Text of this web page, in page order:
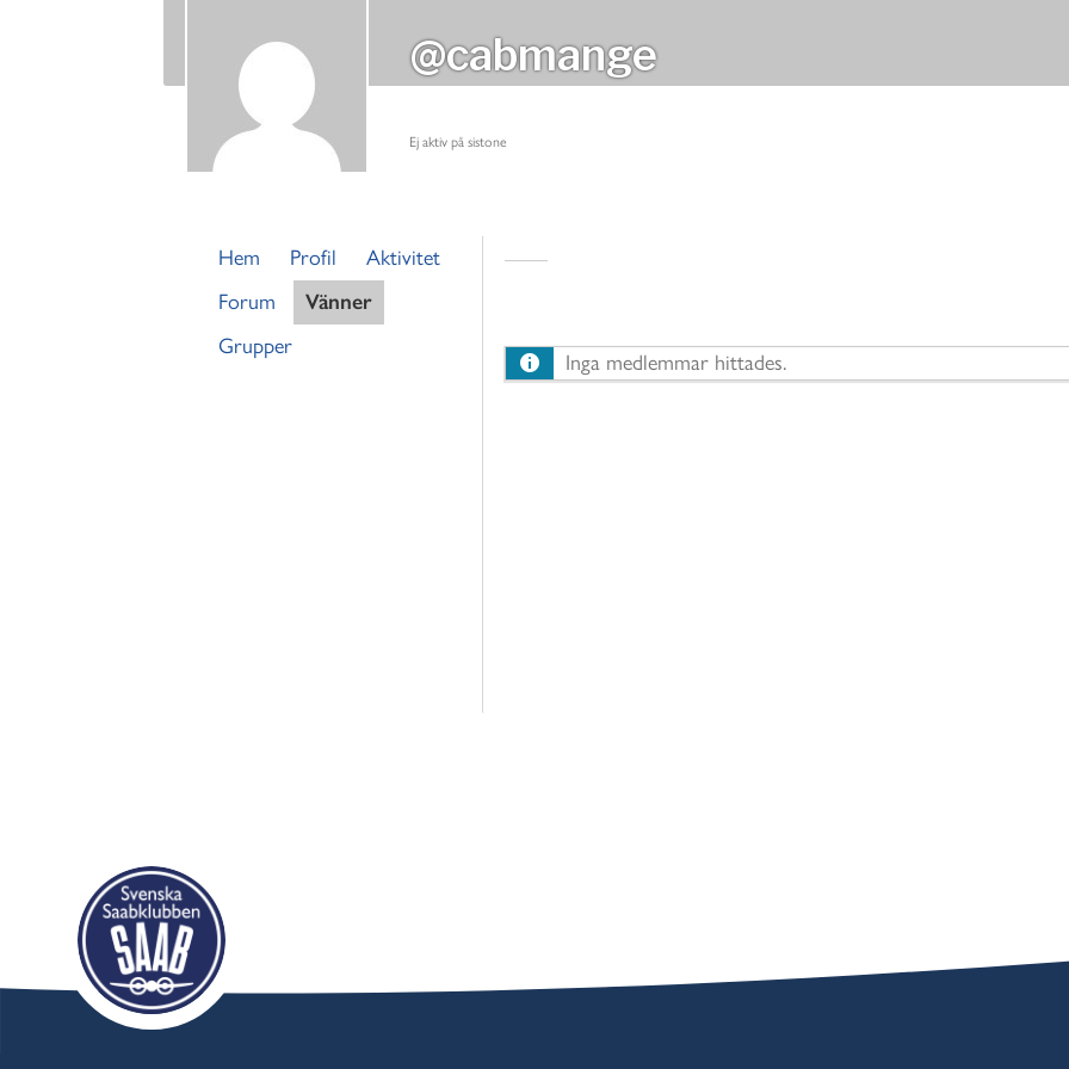
@cabmange
Ej aktiv på sistone
Hem Profil
Aktivitet
Forum
Vänner
Grupper
Inga medlemmar hittades.